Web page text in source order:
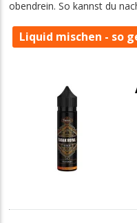
obendrein. So kannst du
Liquid mischen - so